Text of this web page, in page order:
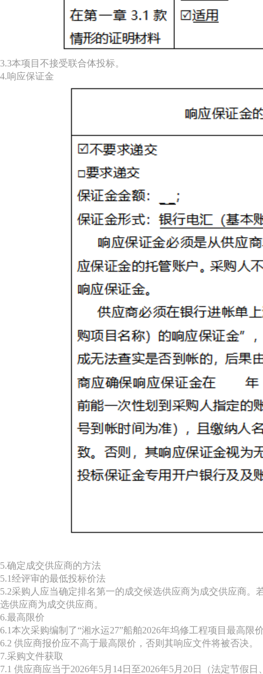
3.3本项目不接受联合体投标。
4.响应保证金
5.确定成交供应商的方法
5.1经评审的最低投标价法
5.2采购人应当确定排名第一的成交候选供应商为成交供应商
选供应商为成交供应商。
6.最高限价
6.1本次采购编制了“湘水运27”船舶2026年坞修工程项目最高限
6.2 供应商报价应不高于最高限价，否则其响应文件将被否决。
7.采购文件获取
7.1 供应商应当于2026年5月14日至2026年5月20日（法定节假